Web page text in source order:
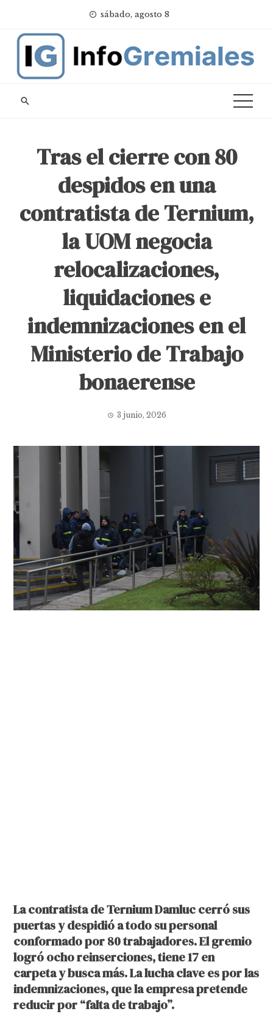
content
sábado, agosto 8
Tras el cierre con 80
despidos en una
contratista de Ternium,
la UOM negocia
relocalizaciones,
liquidaciones e
indemnizaciones en el
Ministerio de Trabajo
bonaerense
3 junio, 2026
La contratista de Ternium Damluc cerró sus
puertas y despidió a todo su personal
conformado por 80 trabajadores. El gremio
logró ocho reinserciones, tiene 17 en
carpeta y busca más. La lucha clave es por las
indemnizaciones, que la empresa pretende
reducir por “falta de trabajo”.